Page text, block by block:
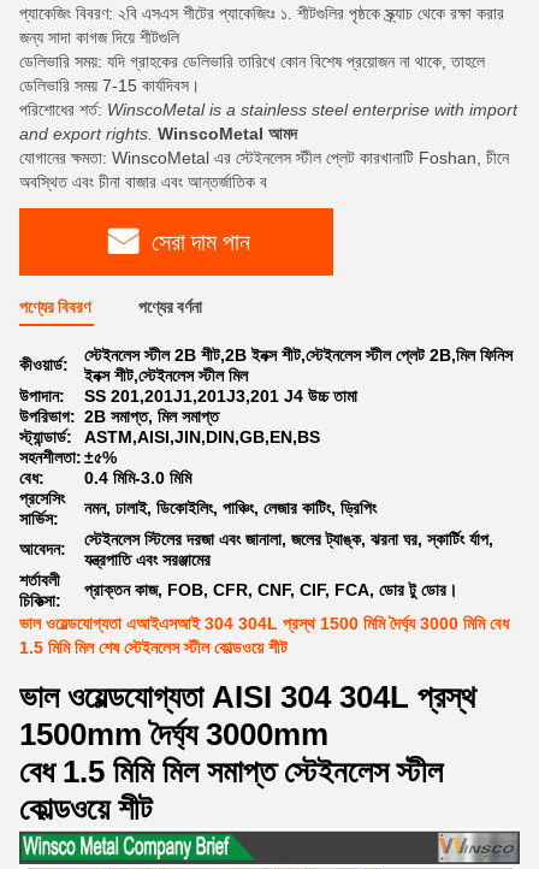
প্যাকেজিং বিবরণ: ২বি এসএস শীটের প্যাকেজিংঃ ১. শীটগুলির পৃষ্ঠকে স্ক্র্যাচ থেকে রক্ষা করার
জন্য সাদা কাগজ দিয়ে শীটগুলি
ডেলিভারি সময়: যদি গ্রাহকের ডেলিভারি তারিখে কোন বিশেষ প্রয়োজন না থাকে, তাহলে
ডেলিভারি সময় 7-15 কার্যদিবস।
পরিশোধের শর্ত: WinscoMetal is a stainless steel enterprise with import
and export rights. WinscoMetal আমদ
যোগানের ক্ষমতা: WinscoMetal এর স্টেইনলেস স্টীল প্লেট কারখানাটি Foshan, চীনে
অবস্থিত এবং চীনা বাজার এবং আন্তর্জাতিক ব
সেরা দাম পান
পণ্যের বিবরণ পণ্যের বর্ণনা
কীওয়ার্ড:
স্টেইনলেস স্টীল 2B শীট,2B ইনক্স শীট,স্টেইনলেস স্টীল প্লেট 2B,মিল ফিনিস
ইনক্স শীট,স্টেইনলেস স্টীল মিল
উপাদান:
SS 201,201J1,201J3,201 J4 উচ্চ তামা
উপরিভাগ: 2B সমাপ্ত, মিল সমাপ্ত
স্ট্যান্ডার্ড:
ASTM,AISI,JIN,DIN,GB,EN,BS
সহনশীলতা:±৫%
বেধ:
0.4 মিমি-3.0 মিমি
প্রসেসিং
সার্ভিস:
নমন, ঢালাই, ডিকোইলিং, পাঞ্চিং, লেজার কাটিং, ড্রিপিং
আবেদন:
স্টেইনলেস স্টিলের দরজা এবং জানালা, জলের ট্যাঙ্ক, ঝরনা ঘর, স্কার্টিং র্যাপ,
যন্ত্রপাতি এবং সরঞ্জামের
শর্তাবলী
চিকিত্সা:
প্রাক্তন কাজ, FOB, CFR, CNF, CIF, FCA, ডোর টু ডোর।
ভাল ওয়েল্ডযোগ্যতা এআইএসআই 304 304L প্রস্থ 1500 মিমি দৈর্ঘ্য 3000 মিমি বেধ
1.5 মিমি মিল শেষ স্টেইনলেস স্টীল কোল্ডওয়ে শীট
ভাল ওয়েল্ডযোগ্যতা AISI 304 304L প্রস্থ
1500mm দৈর্ঘ্য 3000mm
বেধ 1.5 মিমি মিল সমাপ্ত স্টেইনলেস স্টীল
কোল্ডওয়ে শীট